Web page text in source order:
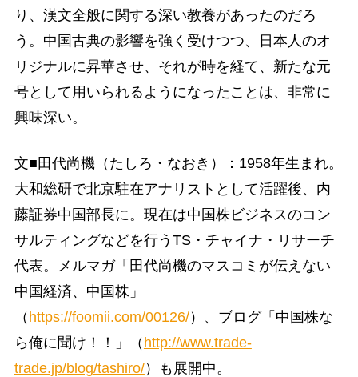
り、漢文全般に関する深い教養があったのだろ
う。中国古典の影響を強く受けつつ、日本人のオ
リジナルに昇華させ、それが時を経て、新たな元
号として用いられるようになったことは、非常に
興味深い。
文■田代尚機（たしろ・なおき）：1958年生まれ。
大和総研で北京駐在アナリストとして活躍後、内
藤証券中国部長に。現在は中国株ビジネスのコン
サルティングなどを行うTS・チャイナ・リサーチ
代表。メルマガ「田代尚機のマスコミが伝えない
中国経済、中国株」
（ https://foomii.com/00126/）、ブログ「中国株な
ら俺に聞け！！」（ http://www.trade-
trade.jp/blog/tashiro/）も展開中。